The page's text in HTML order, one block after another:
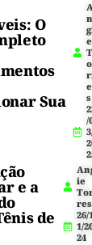
O
Sua
n
e
T
o
e
s
/
e a
de
ie
res
26/
1/
24